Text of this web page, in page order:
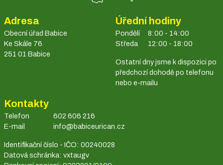
Adresa
Obecní úřad Babice
Ke Skále 76
251 01 Babice
Úřední hodiny
Pondělí
Středa
8:00 - 14:00
12:00 - 18:00
Ostatní dny jsme k dispozici po
předchozí dohodě po telefonu
nebo e-mailu
Kontakty
Telefon
E-mail
602 606 216
info@babiceurican.cz
Identifikační číslo - IČO: 00240028
Datová schránka: vxtaugv